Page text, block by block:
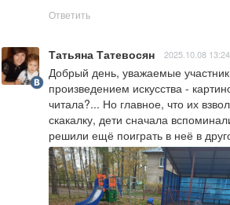
Ответить
Татьяна Татевосян 2025.10.08 13:24
Добрый день, уважаемые
произведением искусства -
читала?... Но главное, что их
скакалку, дети сначала
решили ещё поиграть в неё в